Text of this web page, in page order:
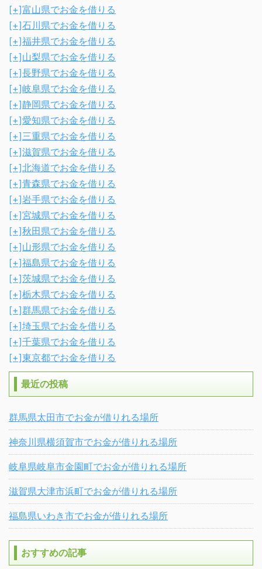
[+]富山県でお金を借りる
[+]石川県でお金を借りる
[+]福井県でお金を借りる
[+]山梨県でお金を借りる
[+]長野県でお金を借りる
[+]岐阜県でお金を借りる
[+]静岡県でお金を借りる
[+]愛知県でお金を借りる
[+]三重県でお金を借りる
[+]滋賀県でお金を借りる
[+]北海道でお金を借りる
[+]青森県でお金を借りる
[+]岩手県でお金を借りる
[+]宮城県でお金を借りる
[+]秋田県でお金を借りる
[+]山形県でお金を借りる
[+]福島県でお金を借りる
[+]茨城県でお金を借りる
[+]栃木県でお金を借りる
[+]群馬県でお金を借りる
[+]埼玉県でお金を借りる
[+]千葉県でお金を借りる
[+]東京都でお金を借りる
最近の投稿
群馬県太田市でお金が借りれる場所
神奈川県横須賀市でお金が借りれる場所
岐阜県岐阜市金園町でお金が借りれる場所
滋賀県大津市浜町でお金が借りれる場所
福島県いわき市でお金が借りれる場所
おすすめの記事